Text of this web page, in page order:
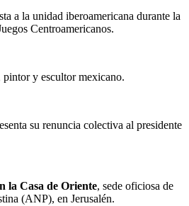
a la unidad iberoamericana durante la
Centroamericanos.
pintor y escultor mexicano.
su renuncia colectiva al presidente
la Casa de Oriente, sede oficiosa de
(ANP), en Jerusalén.